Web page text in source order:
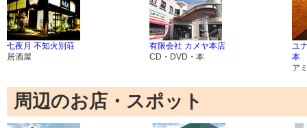
七夜月 不知火別荘
居酒屋
有限会社 カメヤ本店
CD・DVD・本
ユ
本
ア
周辺のお店・スポット